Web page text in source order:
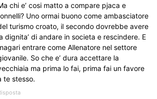
chi e’ cosi matto a compare pjaca e
Uno ormai buono come ambasciatore
turismo croato, il secondo dovrebbe avere
dignita’ di andare in societa e rescindere. E
entrare come Allenatore nel settore
So che e’ dura accettare la
ma prima lo fai, prima fai un favore
te stesso.